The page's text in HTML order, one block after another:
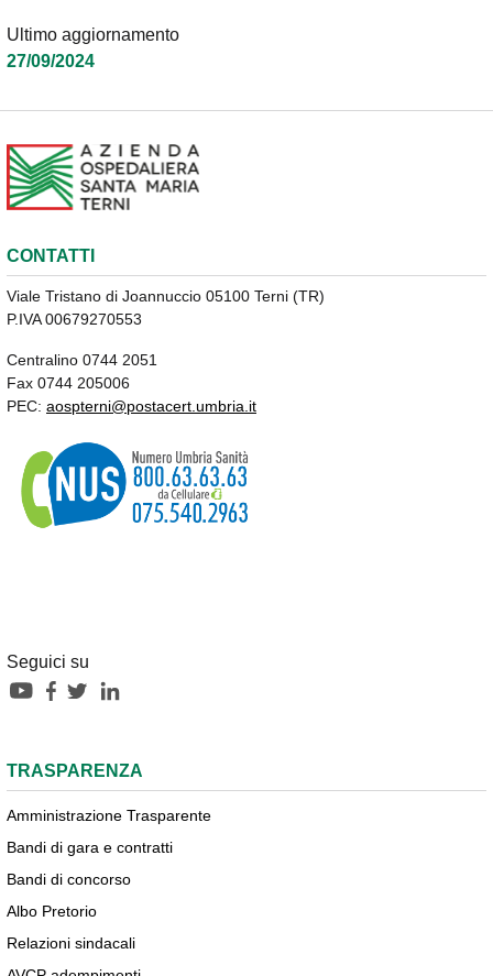
Ultimo aggiornamento
27/09/2024
CONTATTI
Viale Tristano di Joannuccio 05100 Terni (TR)
P.IVA 00679270553
Centralino 0744 2051
Fax 0744 205006
PEC: aospterni@postacert.umbria.it
Seguici su
TRASPARENZA
Amministrazione Trasparente
Bandi di gara e contratti
Bandi di concorso
Albo Pretorio
Relazioni sindacali